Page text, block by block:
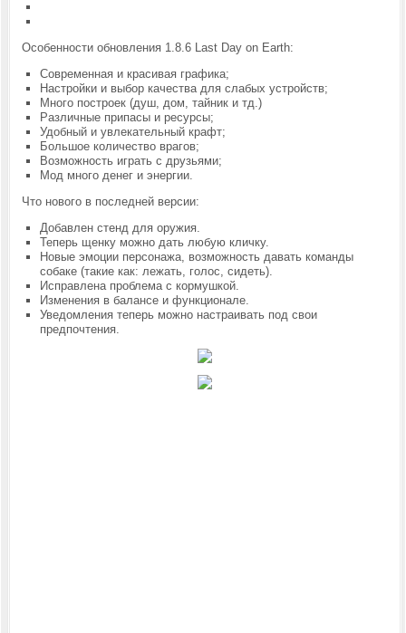
Особенности обновления 1.8.6 Last Day on Earth:
Современная и красивая графика;
Настройки и выбор качества для слабых устройств;
Много построек (душ, дом, тайник и тд.)
Различные припасы и ресурсы;
Удобный и увлекательный крафт;
Большое количество врагов;
Возможность играть с друзьями;
Мод много денег и энергии.
Что нового в последней версии:
Добавлен стенд для оружия.
Теперь щенку можно дать любую кличку.
Новые эмоции персонажа, возможность давать команды
собаке (такие как: лежать, голос, сидеть).
Исправлена проблема с кормушкой.
Изменения в балансе и функционале.
Уведомления теперь можно настраивать под свои
предпочтения.